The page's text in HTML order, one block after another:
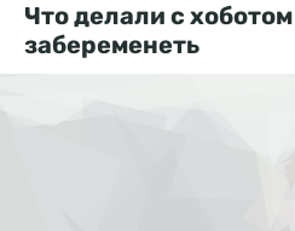
Что делали с
забеременеть